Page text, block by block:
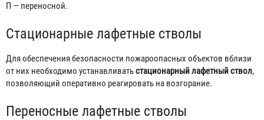
П — переносной.
Стационарные лафетные стволы
Для обеспечения безопасности пожароопасных объектов вблизи
от них необходимо устанавливатьстационарный лафетный ствол,
позволяющий оперативно реагировать на возгорание.
Переносные лафетные стволы